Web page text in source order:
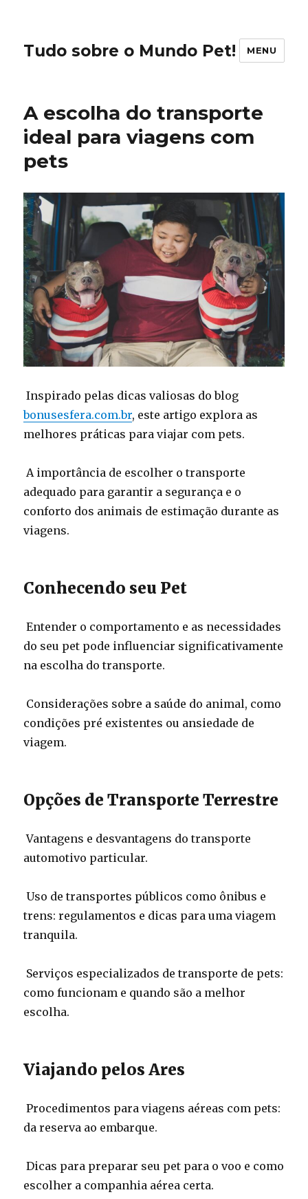
Tudo sobre o Mundo Pet! MENU
A escolha do transporte
ideal para viagens com
pets
Inspirado pelas dicas valiosas do blog
bonusesfera.com.br, este artigo explora as
melhores práticas para viajar com pets.
A importância de escolher o transporte
adequado para garantir a segurança e o
conforto dos animais de estimação durante as
viagens.
Conhecendo seu Pet
Entender o comportamento e as necessidades
do seu pet pode influenciar significativamente
na escolha do transporte.
Considerações sobre a saúde do animal, como
condições pré existentes ou ansiedade de
viagem.
Opções de Transporte Terrestre
Vantagens e desvantagens do transporte
automotivo particular.
Uso de transportes públicos como ônibus e
trens: regulamentos e dicas para uma viagem
tranquila.
Serviços especializados de transporte de pets:
como funcionam e quando são a melhor
escolha.
Viajando pelos Ares
Procedimentos para viagens aéreas com pets:
da reserva ao embarque.
Dicas para preparar seu pet para o voo e como
escolher a companhia aérea certa.